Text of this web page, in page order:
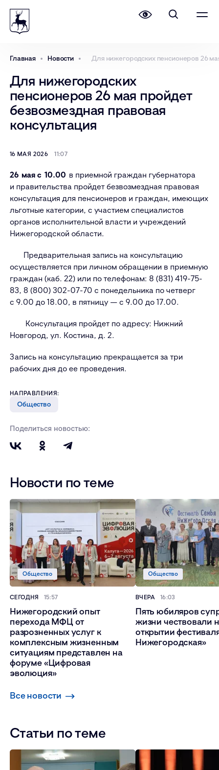
Главная Новости Для нижегородских пенсионеров 26
Для нижегородских
пенсионеров 26 мая пройдет
безвозмездная правовая
консультация
16 МАЯ 2026 11:07
26 мая с 10.00 в приемной граждан губернатора
и правительства пройдет безвозмездная правовая
консультация для пенсионеров и граждан, имеющих
льготные категории, с участием специалистов
органов исполнительной власти и учреждений
Нижегородской области.
Предварительная запись на консультацию
осуществляется при личном обращении в приемную
граждан (каб. 22) или по телефонам: 8 (831) 419-75-
83, 8 (800) 302-07-70 с понедельника по четверг
с 9.00 до 18.00, в пятницу — с 9.00 до 17.00.
Консультация пройдет по адресу: Нижний
Новгород, ул. Костина, д. 2.
Запись на консультацию прекращается за три
рабочих дня до ее проведения.
НАПРАВЛЕНИЯ:
Общество
Поделиться новостью:
Новости по теме
Нижегородский опыт
перехода МФЦ от
разрозненных услуг к
комплексным жизненным
ситуациям представлен на
форуме «Цифровая
эволюция»
Общество
СЕГОДНЯ 15:57
Пять юбиляров
жизни чествовали
открытии
Нижегородская»
Общество
ВЧЕРА 16:03
Все новости
Статьи по теме